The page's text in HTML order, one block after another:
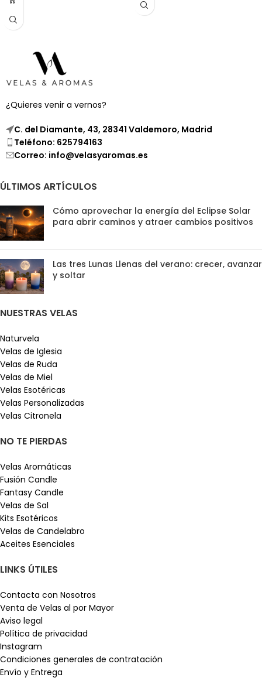
Pompa Gira para aumentar la
sensualidad y la pasión. Úsalo
existente.
¿Quieres venir a vernos?
C. del Diamante, 43, 28341 Valdemoro, Madrid
Teléfono: 625794163
Correo: info@velasyaromas.es
ÚLTIMOS ARTÍCULOS
Cómo aprovechar la energía del Eclipse Solar
para abrir caminos y atraer cambios positivos
Las tres Lunas Llenas del verano: crecer, avanzar
y soltar
NUESTRAS VELAS
Naturvela
Velas de Iglesia
Velas de Ruda
Velas de Miel
Velas Esotéricas
Velas Personalizadas
Velas Citronela
NO TE PIERDAS
Velas Aromáticas
Fusión Candle
Fantasy Candle
Velas de Sal
Kits Esotéricos
Velas de Candelabro
Aceites Esenciales
LINKS ÚTILES
Contacta con Nosotros
Venta de Velas al por Mayor
Aviso legal
Política de privacidad
Instagram
Condiciones generales de contratación
Envío y Entrega